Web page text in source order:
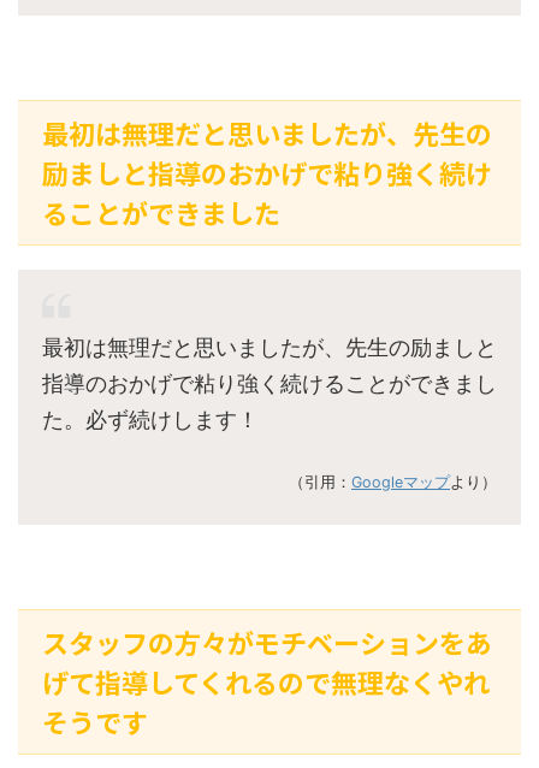
最初は無理だと思いましたが、先生の
励ましと指導のおかげで粘り強く続け
ることができました
最初は無理だと思いましたが、先生の励ましと
指導のおかげで粘り強く続けることができまし
た。必ず続けします！
（引用： Googleマップより）
スタッフの方々がモチベーションをあ
げて指導してくれるので無理なくやれ
そうです